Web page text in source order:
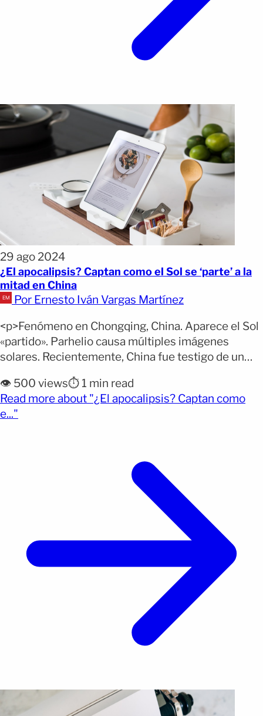
29 ago 2024
¿El apocalipsis? Captan como el Sol se ‘parte’ a la
mitad en China
Por Ernesto Iván Vargas Martínez
<p>Fenómeno en Chongqing, China. Aparece el Sol
«partido». Parhelio causa múltiples imágenes
solares. Recientemente, China fue testigo de un
habitantes: la aparición de siete soles en el cielo. El
evento causó una profunda conmoción y
fascinación entre los residentes y entusiastas del
👁️ 500 views⏱️ 1 min read
Read more about "¿El apocalipsis? Captan como
e..."